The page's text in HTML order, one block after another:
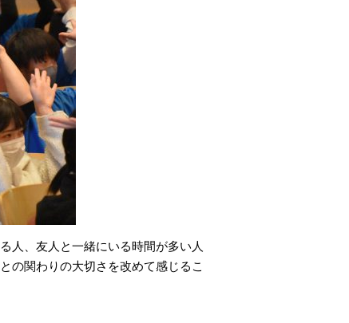
人、友人と一緒にいる時間が多い人
の関わりの大切さを改めて感じるこ